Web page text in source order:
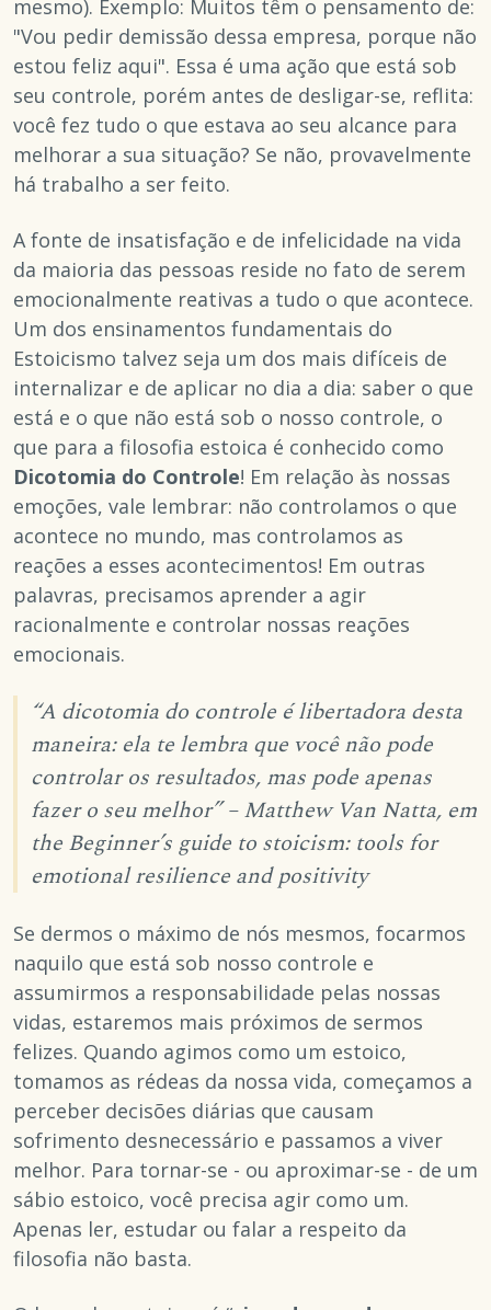
mesmo). Exemplo: Muitos têm o pensamento de:
"Vou pedir demissão dessa empresa, porque não
estou feliz aqui". Essa é uma ação que está sob
seu controle, porém antes de desligar-se, reflita:
você fez tudo o que estava ao seu alcance para
melhorar a sua situação? Se não, provavelmente
há trabalho a ser feito.
A fonte de insatisfação e de infelicidade na vida
da maioria das pessoas reside no fato de serem
emocionalmente reativas a tudo o que acontece.
Um dos ensinamentos fundamentais do
Estoicismo talvez seja um dos mais difíceis de
internalizar e de aplicar no dia a dia: saber o que
está e o que não está sob o nosso controle, o
que para a filosofia estoica é conhecido como
Dicotomia do Controle! Em relação às nossas
emoções, vale lembrar: não controlamos o que
acontece no mundo, mas controlamos as
reações a esses acontecimentos! Em outras
palavras, precisamos aprender a agir
racionalmente e controlar nossas reações
emocionais.
“A dicotomia do controle é libertadora desta
maneira: ela te lembra que você não pode
controlar os resultados, mas pode apenas
fazer o seu melhor” – Matthew Van Natta, em
the Beginner’s guide to stoicism: tools for
emotional resilience and positivity
Se dermos o máximo de nós mesmos, focarmos
naquilo que está sob nosso controle e
assumirmos a responsabilidade pelas nossas
vidas, estaremos mais próximos de sermos
felizes. Quando agimos como um estoico,
tomamos as rédeas da nossa vida, começamos a
perceber decisões diárias que causam
sofrimento desnecessário e passamos a viver
melhor. Para tornar-se - ou aproximar-se - de um
sábio estoico, você precisa agir como um.
Apenas ler, estudar ou falar a respeito da
filosofia não basta.